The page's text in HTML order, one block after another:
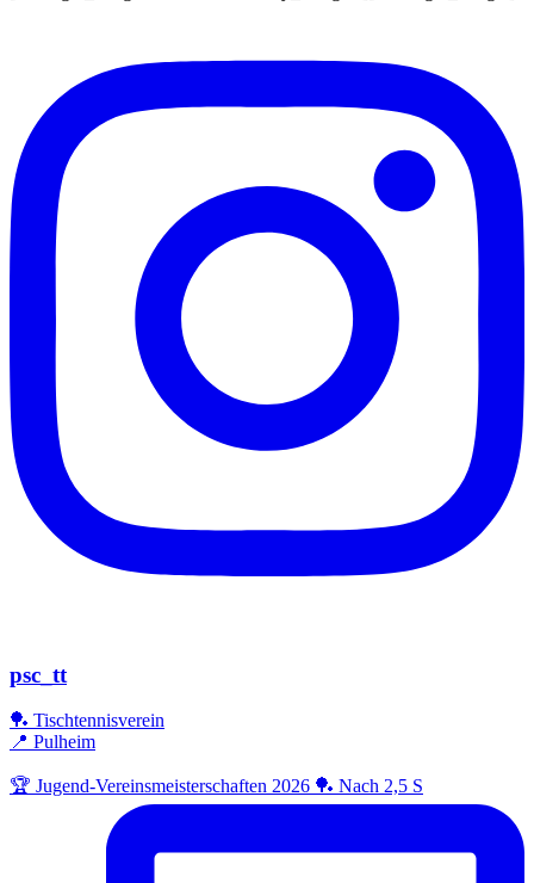
psc_tt
🏓 Tischtennisverein
📍 Pulheim
🏆 Jugend-Vereinsmeisterschaften 2026 🏓 Nach 2,5 S